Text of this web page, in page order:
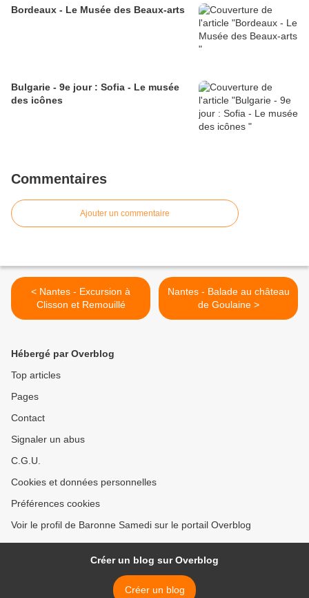
Bordeaux - Le Musée des Beaux-arts
Bulgarie - 9e jour : Sofia - Le musée
des icônes
Commentaires
Ajouter un commentaire
< Nantes - Excursion à
Clisson et Remouillé
Nantes - Balade au château
de Goulaine >
Hébergé par Overblog
Top articles
Pages
Contact
Signaler un abus
C.G.U.
Cookies et données personnelles
Préférences cookies
Voir le profil de Baronne Samedi sur le portail Overblog
Créer un blog sur Overblog
Créer un blog